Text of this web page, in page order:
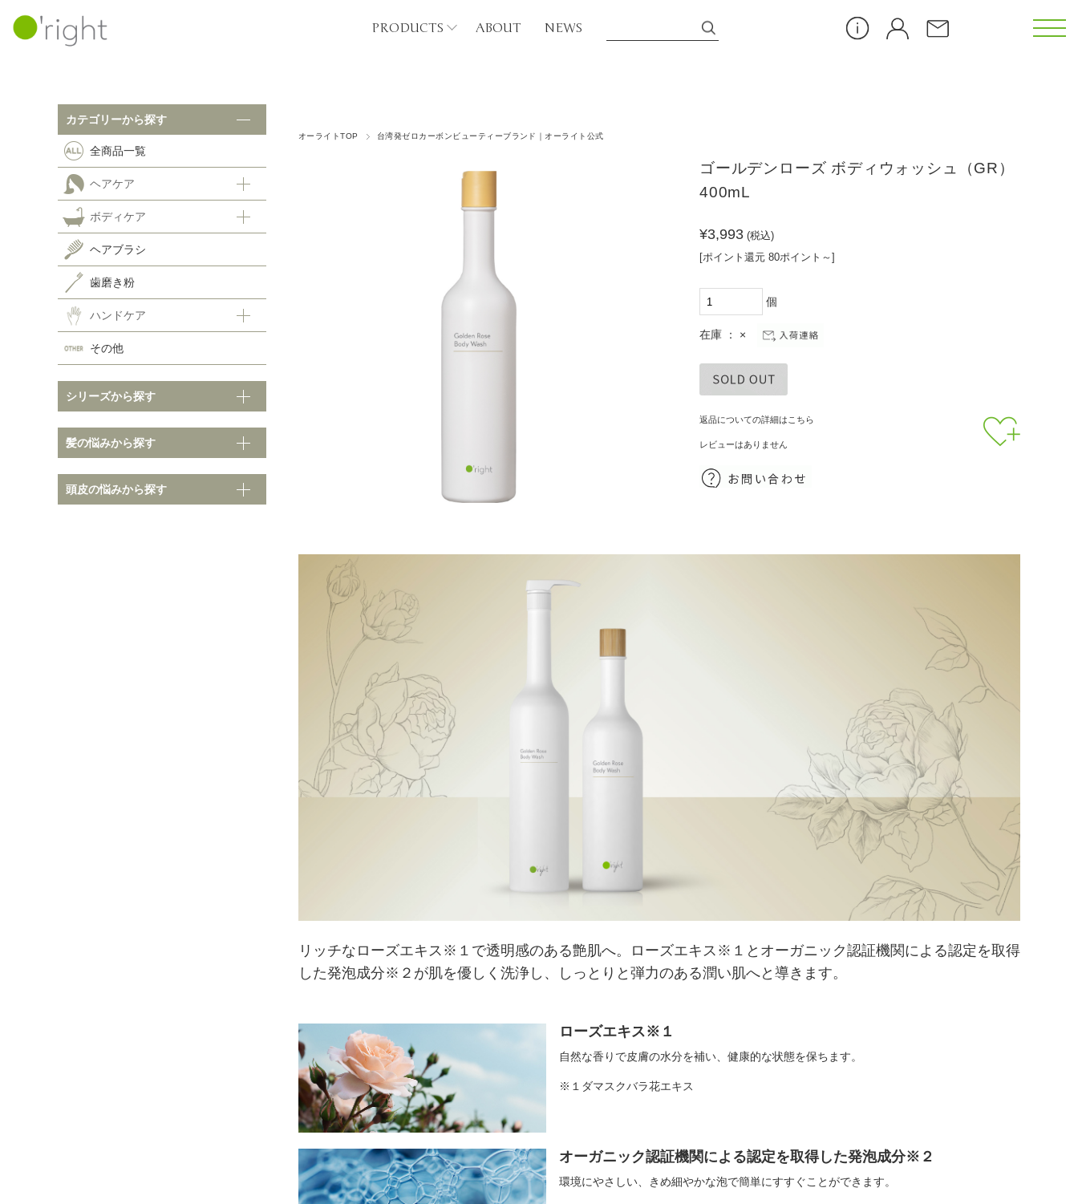
PRODUCTS ABOUT NEWS
カテゴリーから探す
全商品一覧
ヘアケア
シャンプー
ヘアトリートメント
スキャルプケア
ホームケア
ティーツリー（TT）
グリーンティ（GT）
ゴールデンローズ（GR）
ピーチブロッサム（PB）
髪の悩みから探す
ノーマル
まとまらない
オーライトTOP 台湾発ゼロカーボンビューティーブランド｜オーライト公式
ゴールデンローズ ボディウォッシュ（GR）
400mL
¥3,993 (税込)
[ポイント還元 80ポイント～]
個
在庫 ： ×
返品についての詳細はこちら
レビューはありません
リッチなローズエキス※１で透明感のある艶肌へ。ローズエキス※１とオーガニック認証機関による認定を取得
した発泡成分※２が肌を優しく洗浄し、しっとりと弾力のある潤い肌へと導きます。
ローズエキス※１
自然な香りで皮膚の水分を補い、健康的な状態を保ちます。
※１ダマスクバラ花エキス
オーガニック認証機関による認定を取得した発泡成分※２
環境にやさしい、きめ細やかな泡で簡単にすすぐことができます。
カテゴリーから探す
全商品一覧
ヘアケア
ボディケア
ヘアブラシ
歯磨き粉
ハンドケア
その他
シリーズから探す
髪の悩みから探す
頭皮の悩みから探す